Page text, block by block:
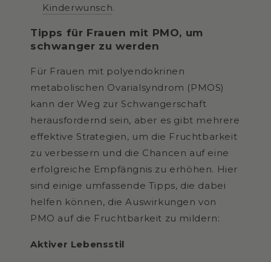
Kinderwunsch.
Tipps für Frauen mit PMO, um
schwanger zu werden
Für Frauen mit polyendokrinen
metabolischen Ovarialsyndrom (PMOS)
kann der Weg zur Schwangerschaft
herausfordernd sein, aber es gibt mehrere
effektive Strategien, um die Fruchtbarkeit
zu verbessern und die Chancen auf eine
erfolgreiche Empfängnis zu erhöhen. Hier
sind einige umfassende Tipps, die dabei
helfen können, die Auswirkungen von
PMO auf die Fruchtbarkeit zu mildern:
Aktiver Lebensstil